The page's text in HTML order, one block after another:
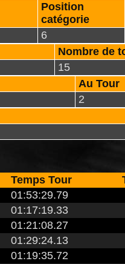
Position
catégorie
6
Nombre de
15
Au Tour
2
Temps Tour
01:53:29.79
01:17:19.33
01:21:08.27
01:29:24.13
01:19:35.72